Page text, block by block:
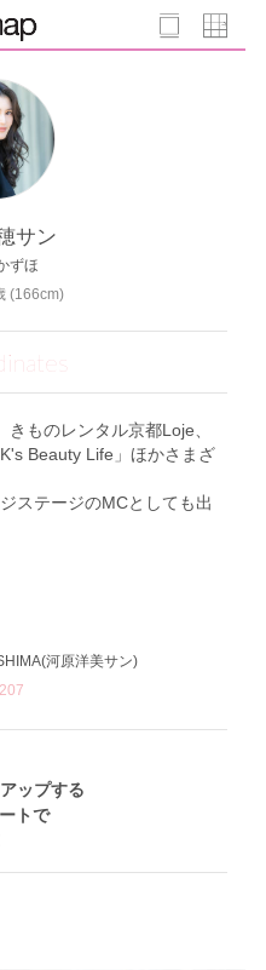
サン
ずほ
(166cm)
ものレンタル京都Loje、
Beauty Life」ほかさまざ
ステージのMCとしても出
河原洋美サン)
ップする
トで